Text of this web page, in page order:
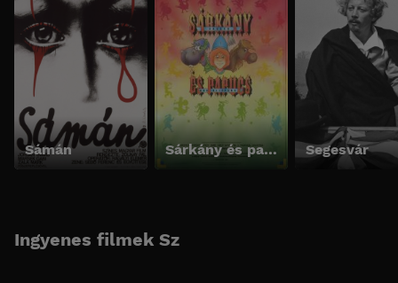
Sámán Sárkány és papucs Segesvár
Ingyenes filmek Sz